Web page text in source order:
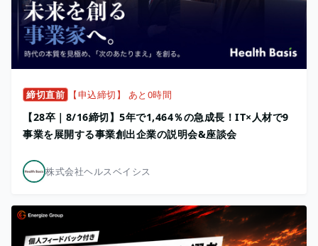
締切直前 【申込締切】 あと0時間
【28卒｜8/16締切】5年で1,464％の急成長！IT×人材で9
事業を展開する事業創出企業の説明会&座談会
株式会社ヘルスベイシス